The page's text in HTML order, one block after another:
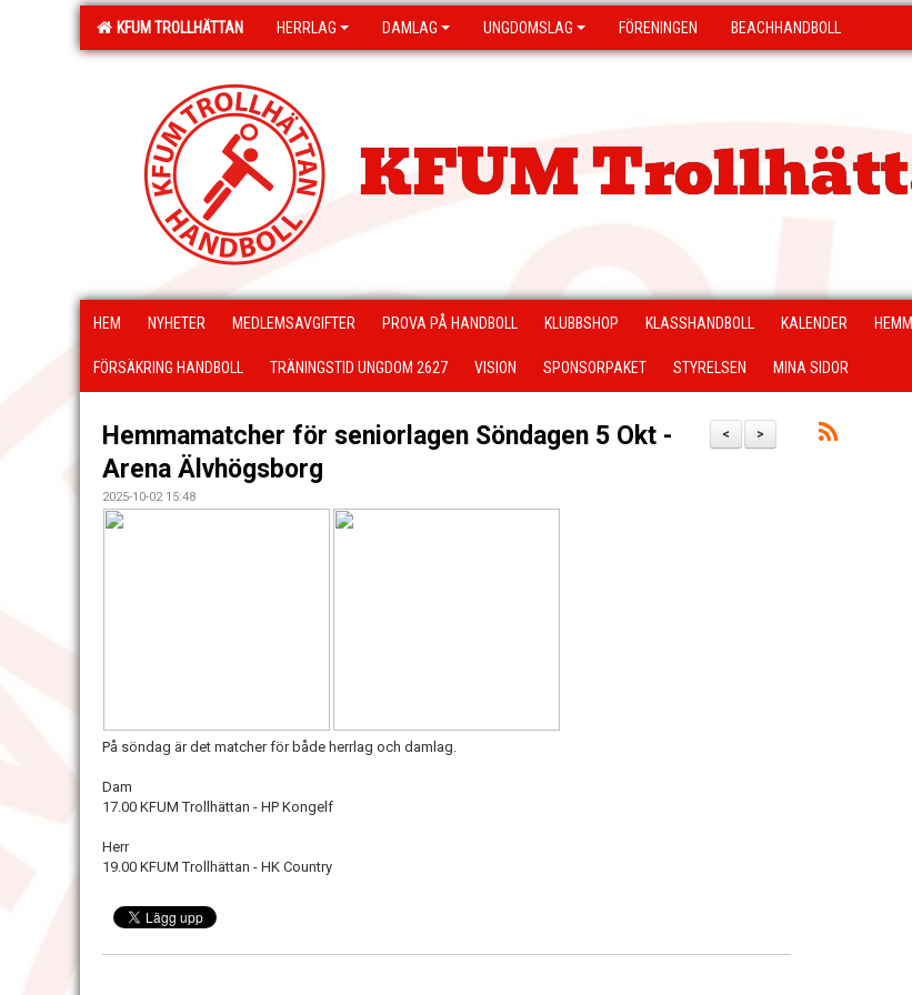
KFUM TROLLHÄTTAN HERRLAG DAMLAG UNGDOMSLAG FÖRENINGEN BEACHHANDBOLL
KFUM
HEM NYHETER MEDLEMSAVGIFTER PROVA PÅ HANDBOLL KLUBBSHOP KLASSHANDBOLL KALENDER
FÖRSÄKRING HANDBOLL TRÄNINGSTID UNGDOM 2627 VISION SPONSORPAKET STYRELSEN MINA SIDOR
>
<
Hemmamatcher för seniorlagen Söndagen 5 Okt -
Arena Älvhögsborg
2025-10-02 15:48
På söndag är det matcher för både herrlag och damlag.
Dam
17.00 KFUM Trollhättan - HP Kongelf
Herr
19.00 KFUM Trollhättan - HK Country